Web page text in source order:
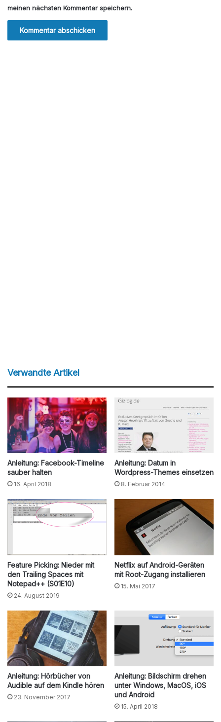
meinen nächsten Kommentar speichern.
Verwandte Artikel
Anleitung: Facebook-Timeline
sauber halten
16. April 2018
Anleitung: Datum in
Wordpress-Themes einsetzen
8. Februar 2014
Feature Picking: Nieder mit
den Trailing Spaces mit
Notepad++ (S01E10)
24. August 2019
Netflix auf Android-Geräten
mit Root-Zugang installieren
15. Mai 2017
Anleitung: Hörbücher von
Audible auf dem Kindle hören
23. November 2017
Anleitung: Bildschirm drehen
unter Windows, MacOS, iOS
und Android
15. April 2018